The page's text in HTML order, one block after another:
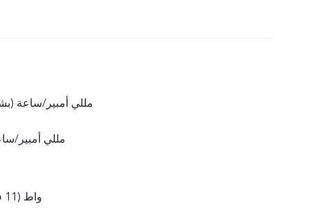
4600 مللي أمبير/
4505 مللي
80 واط (11 فولت/7.3 أمبير)